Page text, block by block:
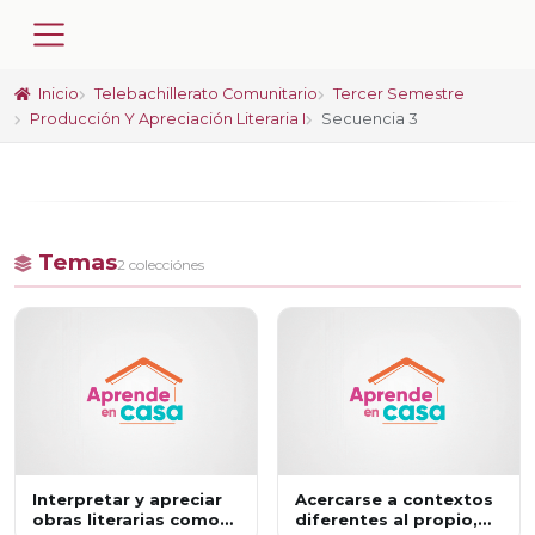
Inicio Telebachillerato Comunitario
Tercer Semestre
Producción Y Apreciación Literaria I
Secuencia 3
Temas2 colecciónes
Interpretar y apreciar
obras literarias como
Acercarse a contextos
diferentes al propio,